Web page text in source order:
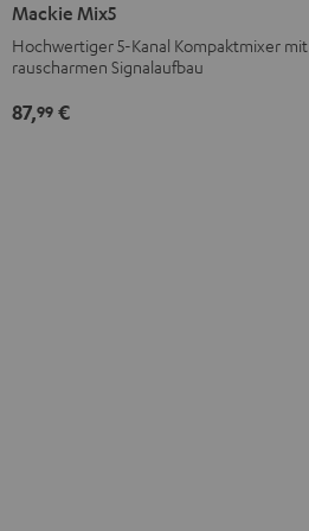
Mackie Mix5
Hochwertiger 5-Kanal Kompaktmixer mit
rauscharmen Signalaufbau
87,99 €